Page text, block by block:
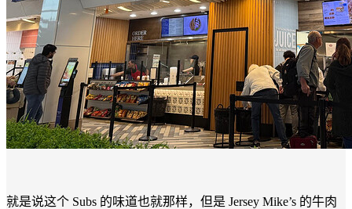
就是说这个 Subs 的味道也就那样，但是 Jersey Mike’s 的牛肉